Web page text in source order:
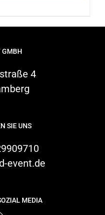
GMBH
4
SIE UNS
event.de
MEDIA